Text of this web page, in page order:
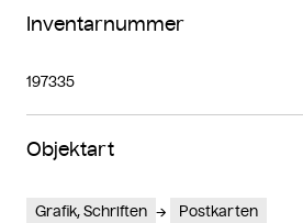
Inventarnummer
197335
Objektart
Grafik, Schriften Postkarten